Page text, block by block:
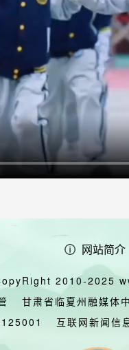
网站简介
2010-2025
甘肃省临夏州融媒体
互联网新闻信